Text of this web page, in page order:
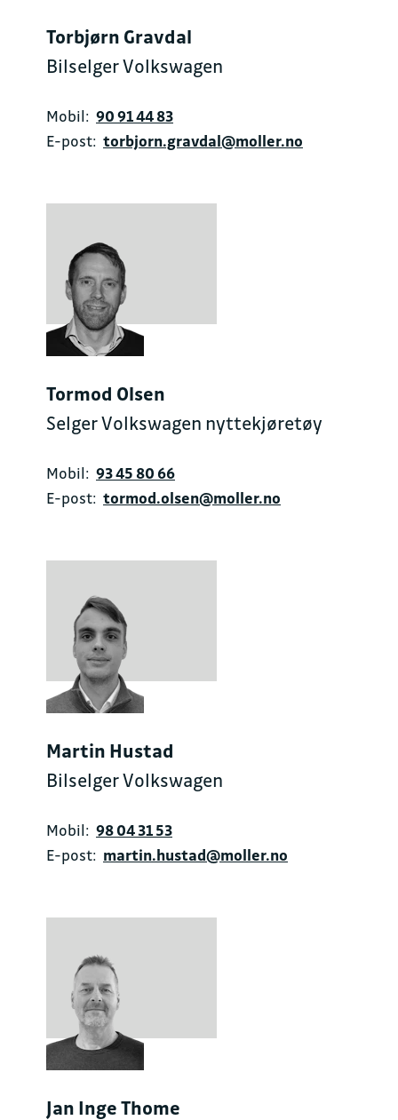
Torbjørn Gravdal
Bilselger Volkswagen
Mobil: 90 91 44 83
E-post: torbjorn.gravdal@moller.no
Tormod Olsen
Selger Volkswagen nyttekjøretøy
Mobil: 93 45 80 66
E-post: tormod.olsen@moller.no
Martin Hustad
Bilselger Volkswagen
Mobil: 98 04 31 53
E-post: martin.hustad@moller.no
Jan Inge Thome